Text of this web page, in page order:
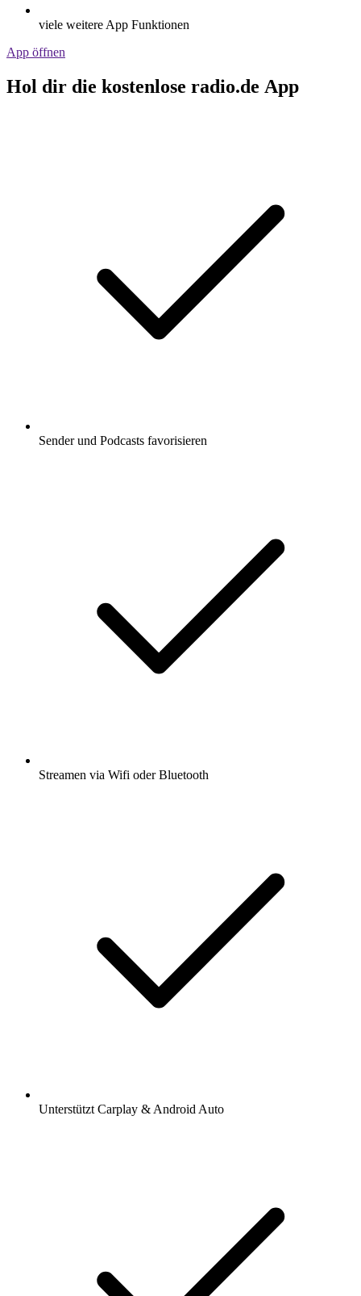
viele weitere App Funktionen
App öffnen
Hol dir die kostenlose radio.de App
Sender und Podcasts favorisieren
Streamen via Wifi oder Bluetooth
Unterstützt Carplay & Android Auto